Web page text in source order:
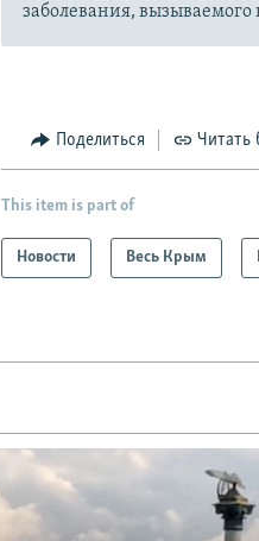
заболевания,
Поделиться Читать
This item is part of
Новости Весь Крым